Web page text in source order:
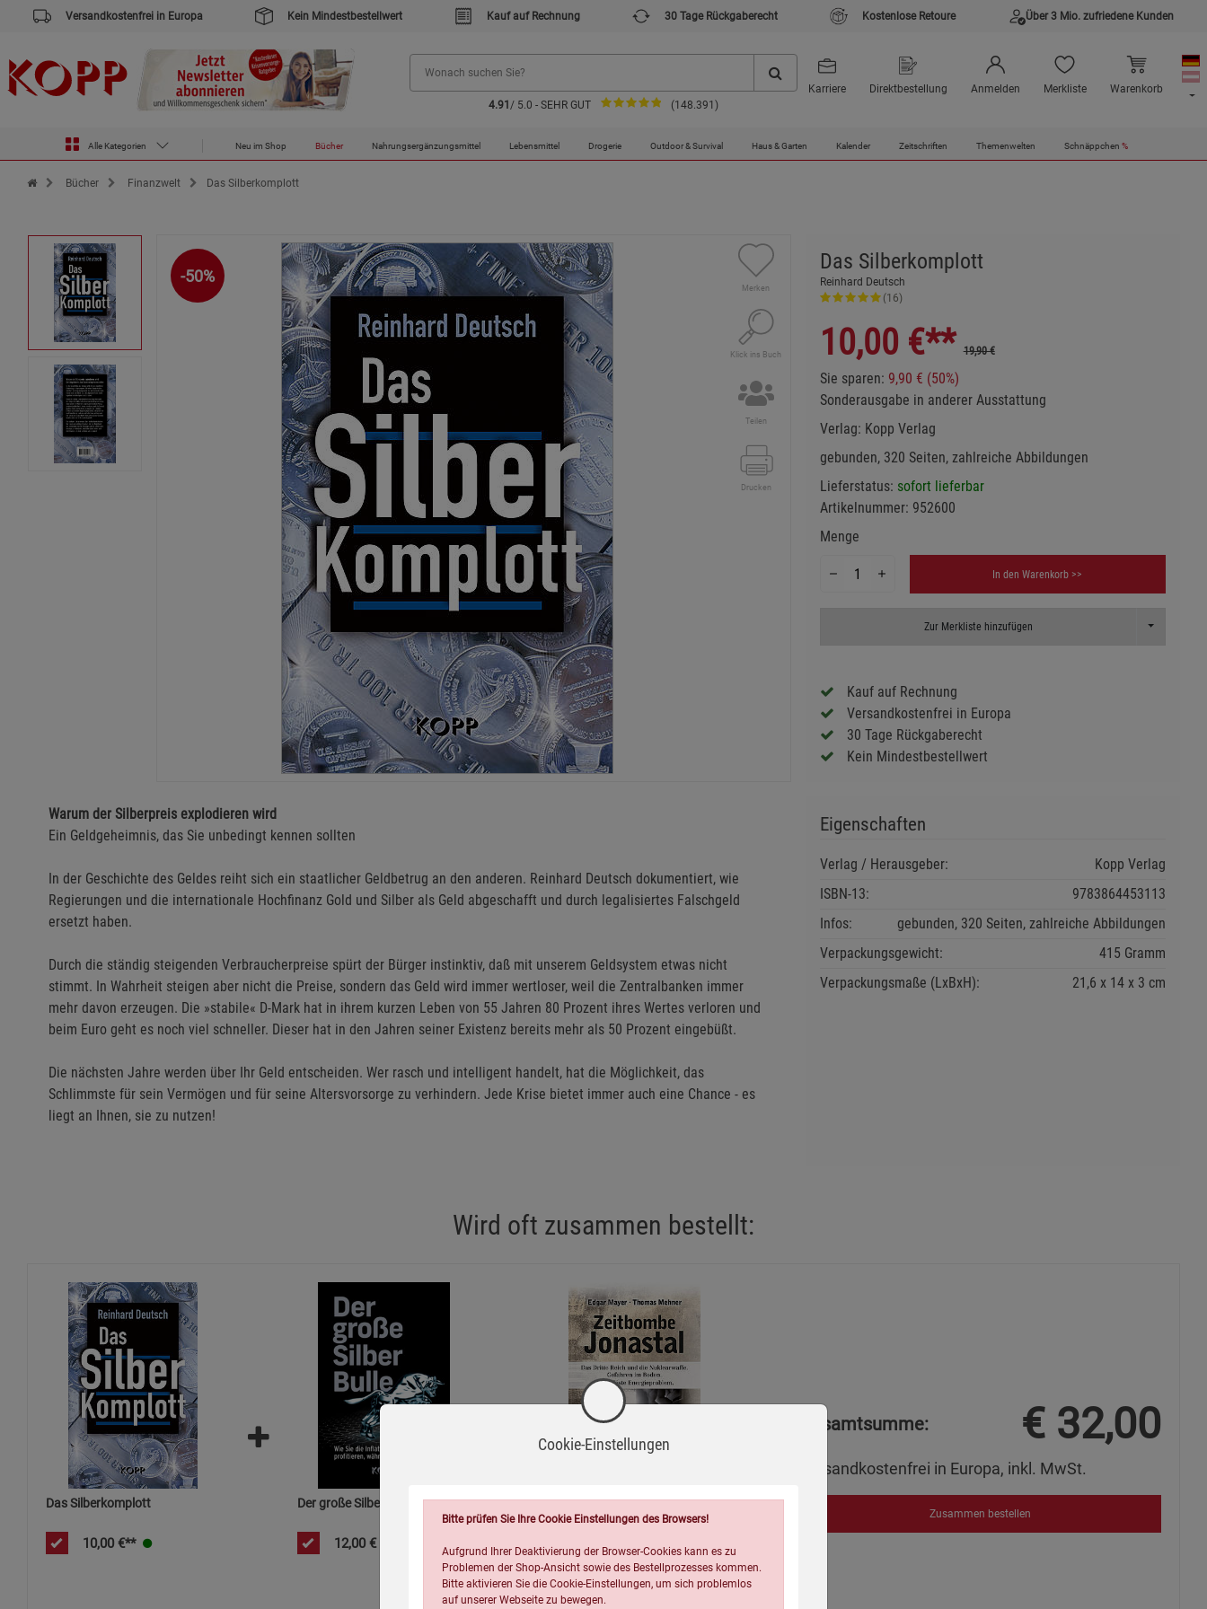
Versandkostenfrei in Europa Kein Mindestbestellwert Kauf auf Rechnung 30 Tage Rückgaberecht Kostenlose Retoure Über 3 Mio. zufriedene Kunden
4.91 / 5.0 - SEHR GUT (148.391)
Karriere Direktbestellung Anmelden Merkliste Warenkorb
Alle Kategorien Neu im Shop Bücher Nahrungsergänzungsmittel Lebensmittel Drogerie Outdoor & Survival Haus & Garten Kalender Zeitschriften Themenwelten Schnäppchen %
Zur Startseite des Kopp Verlag Online-Shop
Bücher Finanzwelt Das Silberkomplott
-50%
Merken
Klick ins Buch
Teilen
Drucken
Das Silberkomplott
Reinhard Deutsch
(16)
10,00 €** 19,90 €
Sie sparen: 9,90 € (50%)
Sonderausgabe in anderer Ausstattung
Verlag: Kopp Verlag
gebunden, 320 Seiten, zahlreiche Abbildungen
Lieferstatus: sofort lieferbar
Artikelnummer: 952600
Menge
In den Warenkorb >>
Zur Merkliste hinzufügen Toggle
Kauf auf Rechnung
Versandkostenfrei in Europa
30 Tage Rückgaberecht
Kein Mindestbestellwert
Warum der Silberpreis explodieren wird
Ein Geldgeheimnis, das Sie unbedingt kennen sollten
In der Geschichte des Geldes reiht sich ein staatlicher Geldbetrug an den anderen. Reinhard Deutsch dokumentiert, wie
Regierungen und die internationale Hochfinanz Gold und Silber als Geld abgeschafft und durch legalisiertes Falschgeld
ersetzt haben.
Durch die ständig steigenden Verbraucherpreise spürt der Bürger instinktiv, daß mit unserem Geldsystem etwas nicht
stimmt. In Wahrheit steigen aber nicht die Preise, sondern das Geld wird immer wertloser, weil die Zentralbanken immer
mehr davon erzeugen. Die »stabile« D-Mark hat in ihrem kurzen Leben von 55 Jahren 80 Prozent ihres Wertes verloren und
beim Euro geht es noch viel schneller. Dieser hat in den Jahren seiner Existenz bereits mehr als 50 Prozent eingebüßt.
Die nächsten Jahre werden über Ihr Geld entscheiden. Wer rasch und intelligent handelt, hat die Möglichkeit, das
Schlimmste für sein Vermögen und für seine Altersvorsorge zu verhindern. Jede Krise bietet immer auch eine Chance - es
liegt an Ihnen, sie zu nutzen!
Eigenschaften
Verlag / Herausgeber:
Kopp Verlag
ISBN-13:
9783864453113
Infos:
gebunden, 320 Seiten, zahlreiche Abbildungen
Verpackungsgewicht:
415 Gramm
Verpackungsmaße (LxBxH):
21,6 14 3 cm
Wird oft zusammen bestellt:
Das Silberkomplott
10,00 €**
Der große Silber-Bulle
12,00 €
Zeitbombe Jonastal
10,00
Gesamtsumme: € 32,00
Versandkostenfrei in Europa, inkl. MwSt.
Zusammen bestellen
Cookie-Einstellungen
Bitte prüfen Sie Ihre Cookie Einstellungen des Browsers!
Aufgrund Ihrer Deaktivierung der Browser-Cookies kann es zu
Problemen der Shop-Ansicht sowie des Bestellprozesses kommen.
Bitte aktivieren Sie die Cookie-Einstellungen, um sich problemlos
auf unserer Webseite zu bewegen.